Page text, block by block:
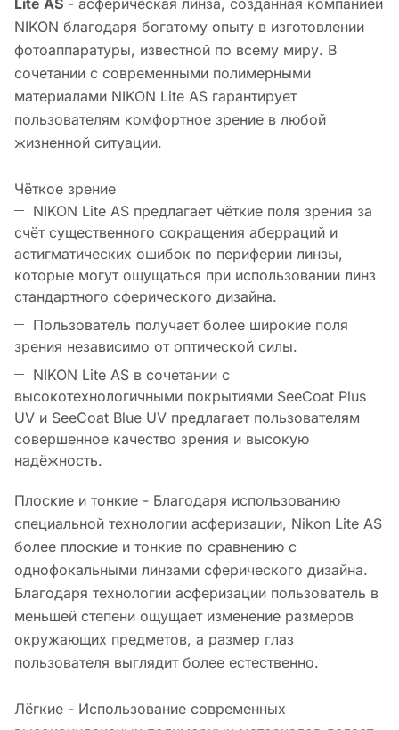
Lite AS - асферическая линза, созданная компанией
NIKON благодаря богатому опыту в изготовлении
фотоаппаратуры, известной по всему миру. В
сочетании с современными полимерными
материалами NIKON Lite AS гарантирует
пользователям комфортное зрение в любой
жизненной ситуации.
Чёткое зрение
NIKON Lite AS предлагает чёткие поля зрения за
счёт существенного сокращения аберраций и
астигматических ошибок по периферии линзы,
которые могут ощущаться при использовании линз
стандартного сферического дизайна.
Пользователь получает более широкие поля
зрения независимо от оптической силы.
NIKON Lite AS в сочетании с
высокотехнологичными покрытиями SeeCoat Plus
UV и SeeCoat Blue UV предлагает пользователям
совершенное качество зрения и высокую
надёжность.
Плоские и тонкие - Благодаря использованию
специальной технологии асферизации, Nikon Lite AS
более плоские и тонкие по сравнению с
однофокальными линзами сферического дизайна.
Благодаря технологии асферизации пользователь в
меньшей степени ощущает изменение размеров
окружающих предметов, а размер глаз
пользователя выглядит более естественно.
Лёгкие - Использование современных